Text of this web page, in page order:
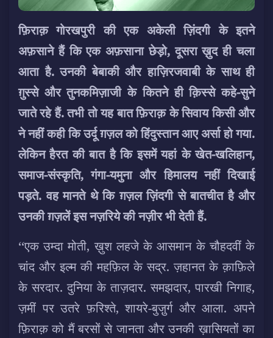
फ़िराक़ गोरखपुरी की एक अकेली ज़िंदगी के इतने
अफ़साने हैं कि एक अफ़साना छेड़ो, दूसरा ख़ुद ही चला
आता है. उनकी बेबाकी और हाज़िरजवाबी के साथ ही
ग़ुस्से और तुनकमिज़ाजी के कितने ही क़िस्से कहे-सुने
जाते रहे हैं.तभी तो यह बात फ़िराक़ के सिवाय किसी और
ने नहीं कही कि उर्दू ग़ज़ल को हिंदुस्तान आए अर्सा हो गया.
लेकिन हैरत की बात है कि इसमें यहां के खेत-खलिहान,
समाज-संस्कृति, गंगा-यमुना और हिमालय नहीं दिखाई
पड़ते. वह मानते थे कि ग़ज़ल ज़िंदगी से बातचीत है और
उनकी ग़ज़लें इस नज़रिये की नज़ीर भी देती हैं.
‘‘एक उम्दा मोती, ख़ुश लहजे के आसमान के चौहदवीं के
चांद और इल्म की महफ़िल के सद्र. ज़हानत के क़ाफ़िले
के सरदार. दुनिया के ताज़दार. समझदार, पारखी निगाह,
ज़मीं पर उतरे फ़रिश्ते, शायरे-बुजु़र्ग और आला. अपने
फ़िराक़ को मैं बरसों से जानता और उनकी ख़ासियतों का